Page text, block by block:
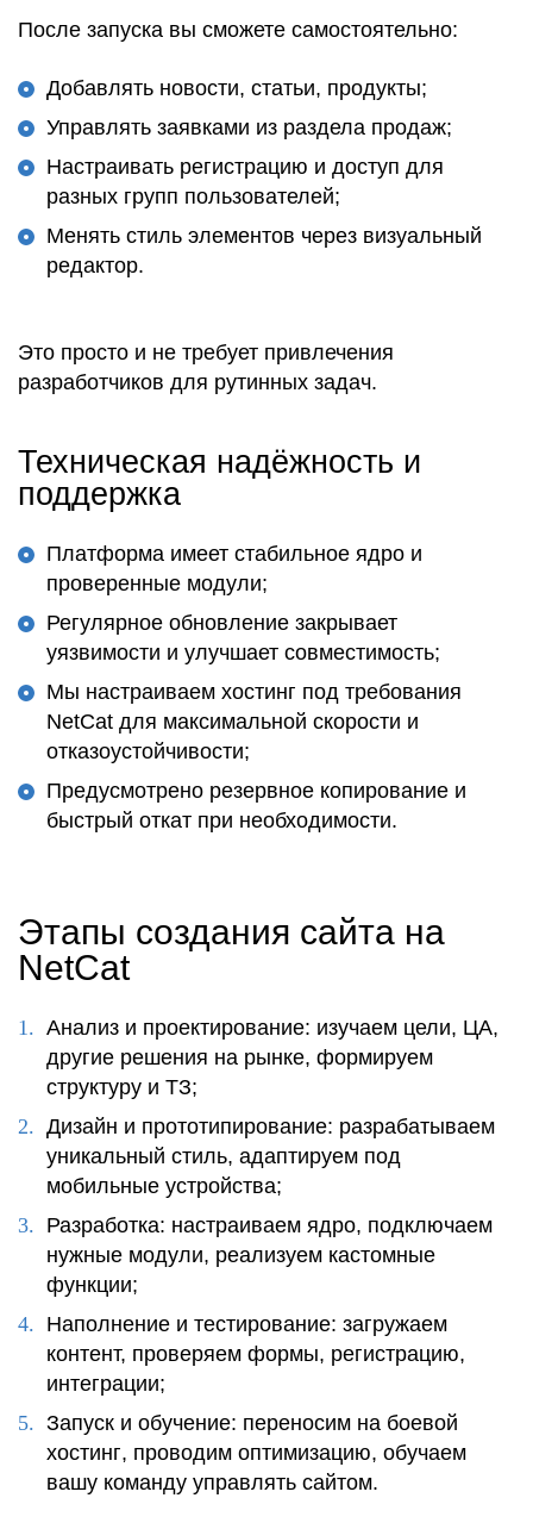
После запуска вы сможете самостоятельно:
Добавлять новости, статьи, продукты;
Управлять заявками из раздела продаж;
Настраивать регистрацию и доступ для
разных групп пользователей;
Менять стиль элементов через визуальный
редактор.
Это просто и не требует привлечения
разработчиков для рутинных задач.
Техническая надёжность и
поддержка
Платформа имеет стабильное ядро и
проверенные модули;
Регулярное обновление закрывает
уязвимости и улучшает совместимость;
Мы настраиваем хостинг под требования
NetCat для максимальной скорости и
отказоустойчивости;
Предусмотрено резервное копирование и
быстрый откат при необходимости.
Этапы создания сайта на
NetCat
Анализ и проектирование: изучаем цели, ЦА,
другие решения на рынке, формируем
структуру и ТЗ;
Дизайн и прототипирование: разрабатываем
уникальный стиль, адаптируем под
мобильные устройства;
Разработка: настраиваем ядро, подключаем
нужные модули, реализуем кастомные
функции;
Наполнение и тестирование: загружаем
контент, проверяем формы, регистрацию,
интеграции;
Запуск и обучение: переносим на боевой
хостинг, проводим оптимизацию, обучаем
вашу команду управлять сайтом.